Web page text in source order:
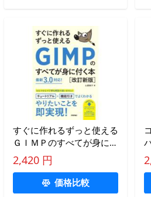
すぐに作れるずっと使える
ＧＩＭＰのすべてが身に付
く本 / 土屋徳子
2,420 円
価格比較